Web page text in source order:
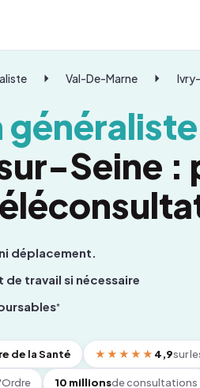
Val-De-Marne
généraliste
Seine :
déplacement.
travail si nécessaire
*
de la Santé ★★★★★ 4,9sur
10 millionsde consultations